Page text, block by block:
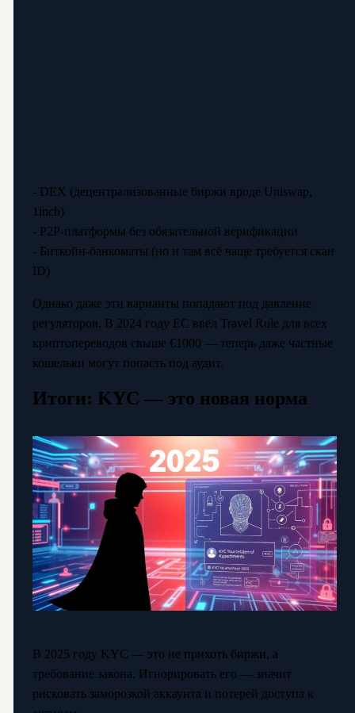
- DEX (децентрализованные биржи вроде Uniswap,
1inch)
- P2P-платформы без обязательной верификации
- Биткойн-банкоматы (но и там всё чаще требуется скан
ID)
Однако даже эти варианты попадают под давление
регуляторов. В 2024 году ЕС ввёл Travel Rule для всех
криптопереводов свыше €1000 — теперь даже частные
кошельки могут попасть под аудит.
Итоги: KYC — это новая норма
В 2025 году KYC — это не прихоть биржи, а
требование закона. Игнорировать его — значит
рисковать заморозкой аккаунта и потерей доступа к